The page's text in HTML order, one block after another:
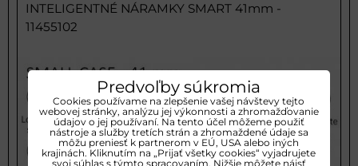
INTELIGENTNÉ NÁRAMKY SMART 41mm -
11455102
Predvoľby súkromia
Cookies používame na zlepšenie vašej návštevy tejto
webovej stránky, analýzu jej výkonnosti a zhromažďovanie
údajov o jej používaní. Na tento účel môžeme použiť
nástroje a služby tretích strán a zhromaždené údaje sa
môžu preniesť k partnerom v EÚ, USA alebo iných
krajinách. Kliknutím na „Prijať všetky cookies“ vyjadrujete
svoj súhlas s týmto spracovaním. Nižšie môžete nájsť